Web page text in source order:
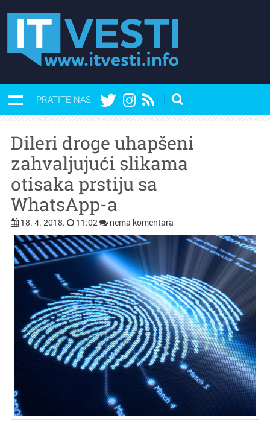
PRATITE NAS:
Dileri droge uhapšeni
zahvaljujući slikama
otisaka prstiju sa
WhatsApp-a
18. 4. 2018. 11:02 nema komentara